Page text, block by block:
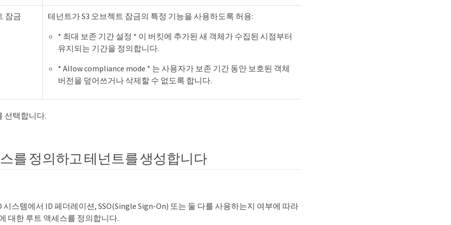
잠금
테넌트가 S3 오브젝트 잠금의 특정 기능을 사용하도록 허용:
* 최대 보존 기간 설정 * 이 버킷에 추가된 새 객체가 수집된 시점부터
유지되는 기간을 정의합니다.
* Allow compliance mode * 는 사용자가 보존 기간 동안 보호된 객체
버전을 덮어쓰거나 삭제할 수 없도록 합니다.
선택합니다.
를 정의하고 테넌트를 생성합니다
시스템에서 ID 페더레이션, SSO(Single Sign-On) 또는 둘 다를 사용하는지 여부에 따라
대한 루트 액세스를 정의합니다.